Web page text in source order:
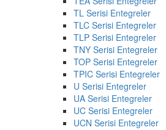
TL Serisi Entegreler
TLC Serisi Entegreler
TLP Serisi Entegreler
TNY Serisi Entegreler
TOP Serisi Entegreler
TPIC Serisi Entegreler
U Serisi Entegreler
UA Serisi Entegreler
UC Serisi Entegreler
UCN Serisi Entegreler